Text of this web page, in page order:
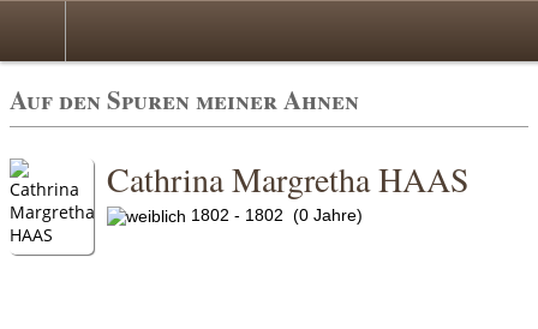
Auf den Spuren meiner Ahnen
Cathrina Margretha HAAS
1802 - 1802 (0 Jahre)